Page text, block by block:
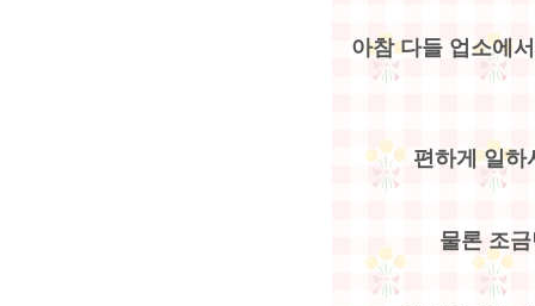
아참 다들 업소에
편하게 일하
물론 조